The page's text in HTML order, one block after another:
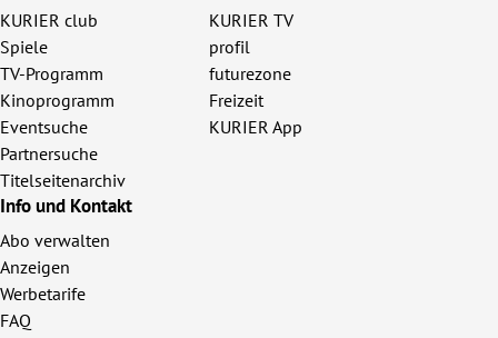
KURIER club
Spiele
TV-Programm
Kinoprogramm
Eventsuche
Partnersuche
Titelseitenarchiv
KURIER TV
profil
futurezone
Freizeit
KURIER App
Info und Kontakt
Abo verwalten
Anzeigen
Werbetarife
FAQ